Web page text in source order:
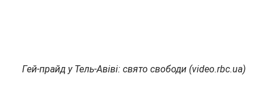
Гей-прайд у Тель-Авіві: свято свободи (video.rbc.ua)